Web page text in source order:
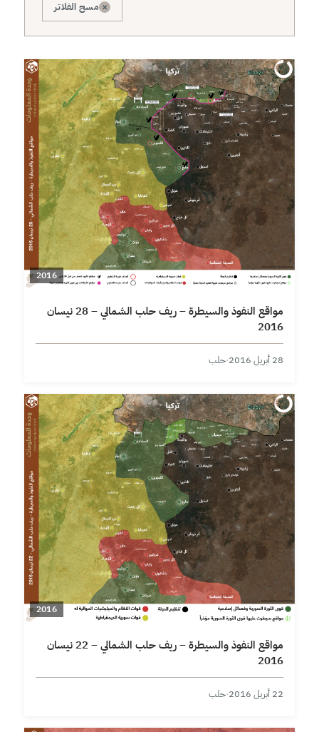
× مسح الفلاتر
2016
مواقع النفوذ والسيطرة – ريف حلب الشمالي – 28 نيسان
2016
28 أبريل 2016 ·حلب
2016
مواقع النفوذ والسيطرة – ريف حلب الشمالي – 22 نيسان
2016
22 أبريل 2016 ·حلب